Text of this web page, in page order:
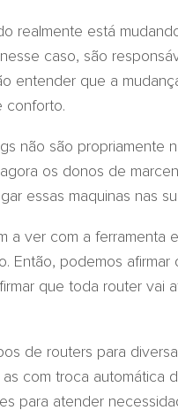
realmente está
caso, são
entender que a
conforto.
não são propriamente
os donos de
essas maquinas nas
a ver com a ferramenta
Então, podemos
que toda router vai
de routers para
com troca automática
para atender